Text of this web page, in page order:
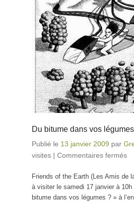
Du bitume dans vos légumes
Publié le 13 janvier 2009 par
visites | Commentaires fermés
Friends of the Earth (Les Amis de
à visiter le samedi 17 janvier à
bitume dans vos légumes ? » à